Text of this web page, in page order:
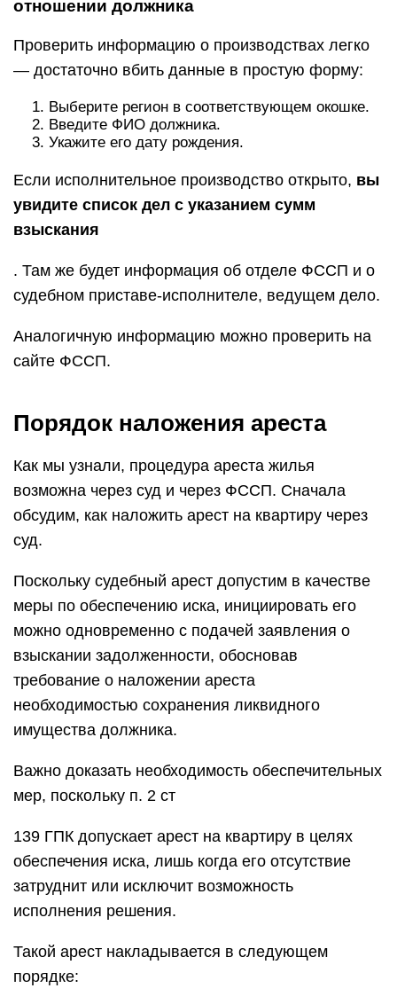
отношении должника
Проверить информацию о производствах легко
— достаточно вбить данные в простую форму:
Выберите регион в соответствующем окошке.
Введите ФИО должника.
Укажите его дату рождения.
Если исполнительное производство открыто, вы
увидите список дел с указанием сумм
взыскания
. Там же будет информация об отделе ФССП и о
судебном приставе-исполнителе, ведущем дело.
Аналогичную информацию можно проверить на
сайте ФССП.
Порядок наложения ареста
Как мы узнали, процедура ареста жилья
возможна через суд и через ФССП. Сначала
обсудим, как наложить арест на квартиру через
суд.
Поскольку судебный арест допустим в качестве
меры по обеспечению иска, инициировать его
можно одновременно с подачей заявления о
взыскании задолженности, обосновав
требование о наложении ареста
необходимостью сохранения ликвидного
имущества должника.
Важно доказать необходимость обеспечительных
мер, поскольку п. 2 ст
139 ГПК допускает арест на квартиру в целях
обеспечения иска, лишь когда его отсутствие
затруднит или исключит возможность
исполнения решения.
Такой арест накладывается в следующем
порядке: